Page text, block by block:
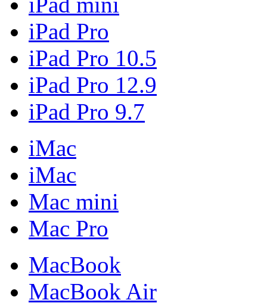
iPad Pro
iPad Pro 10.5
iPad Pro 12.9
iPad Pro 9.7
iMac
iMac
Mac mini
Mac Pro
MacBook
MacBook Air